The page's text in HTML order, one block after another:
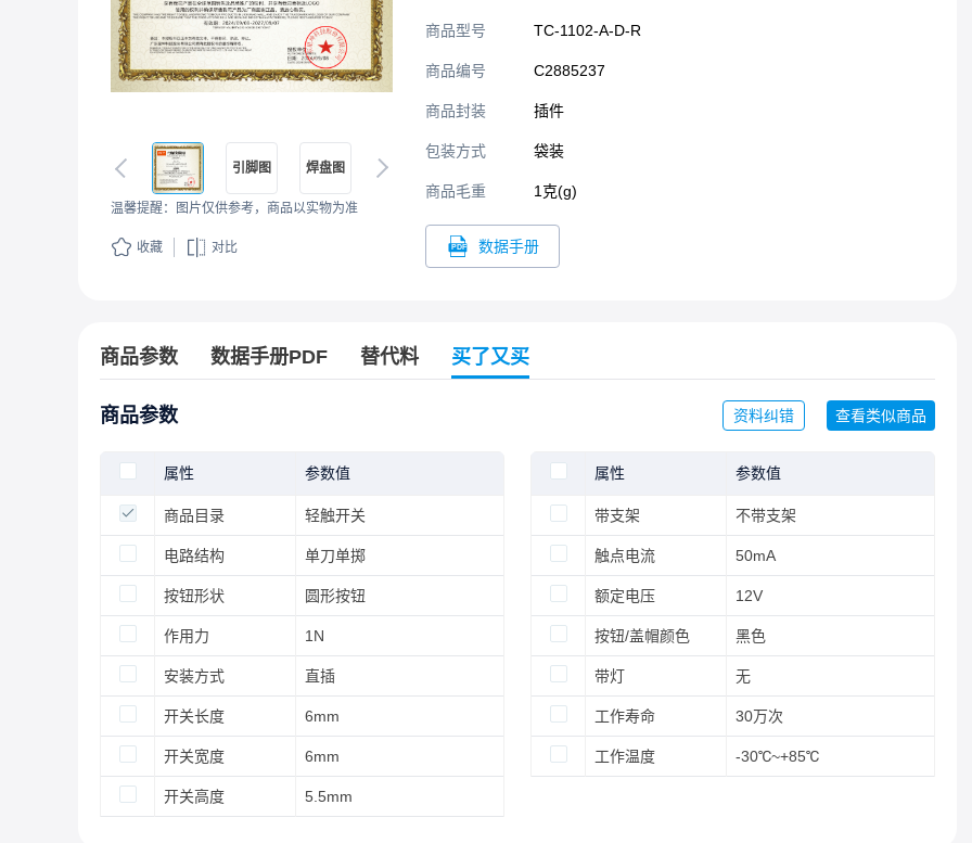
引脚图 焊盘图
温馨提醒：图片仅供参考，商品以实物为准
收藏 对比
商品型号 TC-1102-A-D-R
商品编号 C2885237
商品封装 插件​
包装方式 袋装
商品毛重 1克(g)
数据手册
商品参数 数据手册PDF 替代料 买了又买
商品参数 资料纠错 查看类似商品
属性 参数值
商品目录 轻触开关
电路结构 单刀单掷
按钮形状 圆形按钮
作用力 1N
安装方式 直插
开关长度 6mm
开关宽度 6mm
开关高度 5.5mm
属性 参数值
带支架 不带支架
触点电流 50mA
额定电压 12V
按钮/盖帽颜色 黑色
带灯 无
工作寿命 30万次
工作温度 -30℃~+85℃